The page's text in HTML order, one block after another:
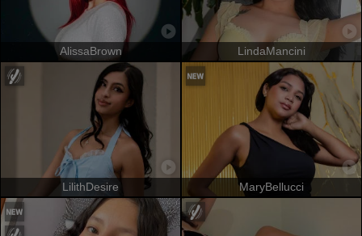
AlissaBrown LindaMancini
LilithDesire MaryBellucci